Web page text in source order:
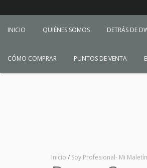
INICIO QUIÉNES SOMOS DETRÁS DE
CÓMO COMPRAR PUNTOS DE VENTA
Inicio / Soy Profesional- Mi